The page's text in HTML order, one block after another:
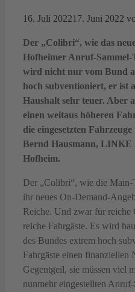
16. Juli 202217. Juni 2022
Der „Colibri“, wie das
Hofheimer Anruf-
wird nicht nur vom Bund
hoch subventioniert, er ist
Haushalt sehr teuer. Aber
einen weitaus höheren
die eingesetzten
Bernd Hausmann, LINKE
Hofheim.
Der „Colibri“, wie die Main-
ihr neues On-Demand-
Reiche. Und zwar für reiche
reiche Fahrgäste. Es wird
des Bundes extrem hoch
Fahrgäste einen finanziellen
Gegentgeil, sie müssen viel
nunmehr eingestellten